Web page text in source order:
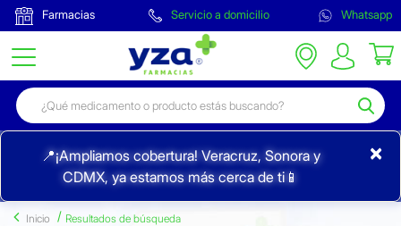
Farmacias Servicio a domicilio Whatsapp
📍¡Ampliamos cobertura! Veracruz, Sonora y
CDMX, ya estamos más cerca de ti📱
×
Inicio Resultados de búsqueda